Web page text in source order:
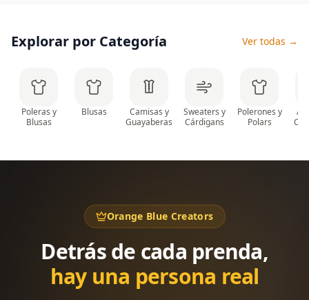
Explorar por Categoría Ver todas →
Poleras y
Blusas
Blusas
Camisas y
Guayaberas
Sweaters y
Cárdigans
Polerones y
Polars
Orange Blue Creators
Detrás de cada prenda,
hay una persona real